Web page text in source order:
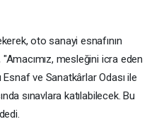
oto sanayi esnafının
mesleğini icra eden
ve Sanatkârlar Odası ile
sınavlara katılabilecek. Bu